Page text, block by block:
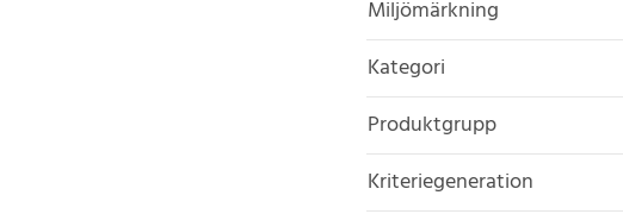
Miljömärkning
Kategori
Produktgrupp
Kriteriegeneration